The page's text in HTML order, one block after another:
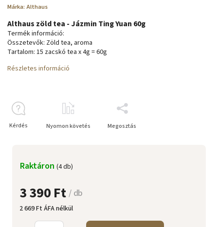
Márka: Althaus
3 390 Ft/ db
2 669 Ft ÁFA nélkül
Raktáron (4 db)
Althaus zöld tea - Jázmin Ting Yuan 60g
Termék információ:
Összetevők: Zöld tea, aroma
Tartalom: 15 zacskó tea x 4g = 60g
Részletes információ
Kérdés Nyomon követés Megosztás